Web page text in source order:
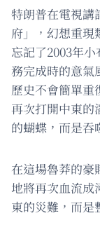
特朗普在電視講
府」，幻想重現
忘記了2003年
務完成時的意氣
歷史不會簡單重
再次打開中東的
的蝴蝶，而是吞
在這場魯莽的豪
地將再次血流成
東的災難，而是